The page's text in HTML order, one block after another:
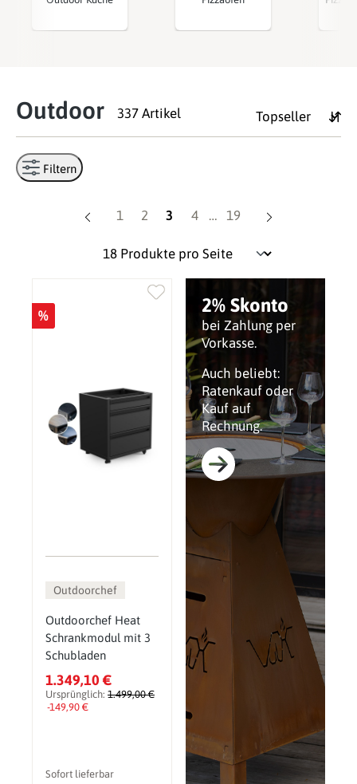
Outdoor 337 Artikel
Filtern
Seite
1 Seite
2 Seite
3 Seite
4 … Seite
19
2% Skonto
bei Zahlung per
Vorkasse.
Auch beliebt:
Ratenkauf oder
Kauf auf
Rechnung.
%
Outdoorchef
Outdoorchef Heat
Schrankmodul mit 3
Schubladen
1.349,10 €
Ursprünglich: 1.499,00 €
-149,90 €
Sofort lieferbar